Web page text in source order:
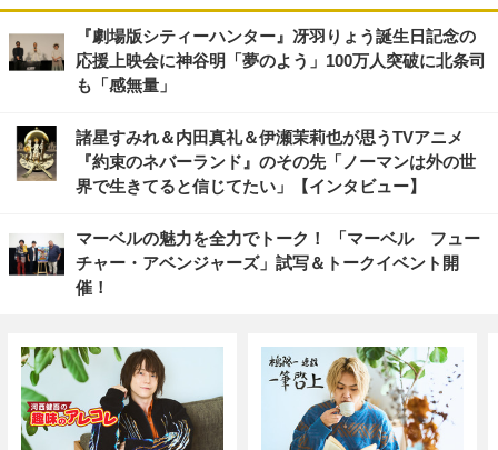
『劇場版シティーハンター』冴羽りょう誕生日記念の
応援上映会に神谷明「夢のよう」100万人突破に北条司
も「感無量」
諸星すみれ＆内田真礼＆伊瀬茉莉也が思うTVアニメ
『約束のネバーランド』のその先「ノーマンは外の世
界で生きてると信じてたい」【インタビュー】
マーベルの魅力を全力でトーク！ 「マーベル フュー
チャー・アベンジャーズ」試写＆トークイベント開
催！